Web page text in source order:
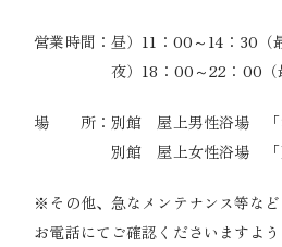
営業時間：昼）11：00～14：30（
夜）18：00～22：00（最
場 所：別館 屋上男性浴場 「
別館 屋上女性浴場 「天
※その他、急なメンテナンス等な
お電話にてご確認くださいますよう